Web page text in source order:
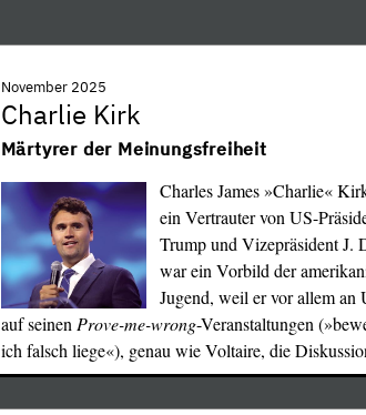
November 2025
Charlie Kirk
Märtyrer der Meinungsfreiheit
Charles James »Charlie«
ein Vertrauter von US-
Trump und Vizepräsident J.
war ein Vorbild der
Jugend, weil er vor allem an
auf seinenProve-me-wrong-Veranstaltungen
ich falsch liege«), genau wie Voltaire, die